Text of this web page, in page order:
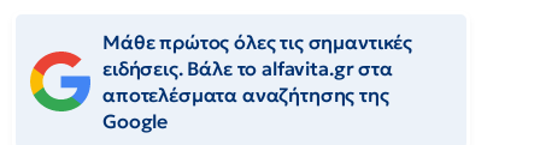
Μάθε πρώτος όλες τις σημαντικές
ειδήσεις. Βάλε το alfavita.gr στα
αποτελέσματα αναζήτησης της
Google